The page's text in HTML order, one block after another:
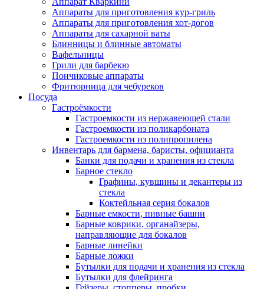
Аппараты для приготовления кур-гриль
Аппараты для приготовления хот-догов
Аппараты для сахарной ваты
Блинницы и блинные автоматы
Вафельницы
Грили для барбекю
Пончиковые аппараты
Фритюрница для чебуреков
Посуда
Гастроёмкости
Гастроемкости из нержавеющей стали
Гастроемкости из поликарбоната
Гастроемкости из полипропилена
Инвентарь для бармена, баристы, официанта
Банки для подачи и хранения из стекла
Барное стекло
Графины, кувшины и декантеры из
стекла
Коктейльная серия бокалов
Барные емкости, пивные башни
Барные коврики, органайзеры,
направляющие для бокалов
Барные линейки
Барные ложки
Бутылки для подачи и хранения из стекла
Бутылки для флейринга